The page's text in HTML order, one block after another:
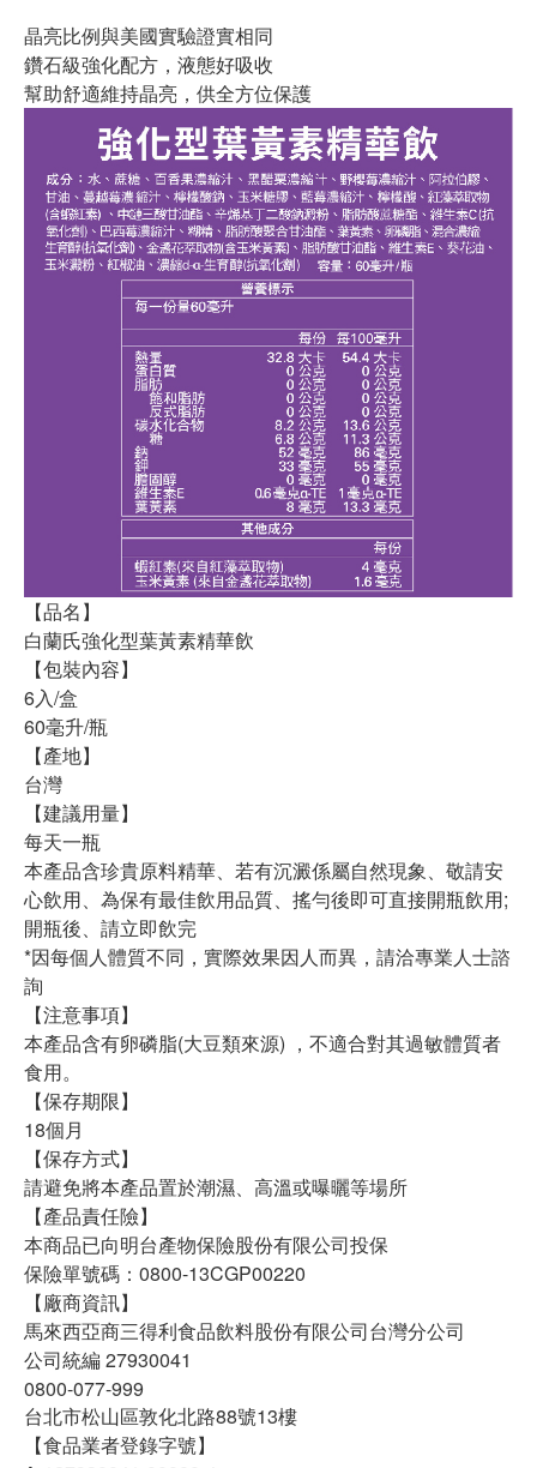
晶亮比例與美國實驗證實相同
鑽石級強化配方，液態好吸收
幫助舒適維持晶亮，供全方位保護
【品名】
白蘭氏強化型葉黃素精華飲
【包裝內容】
6入/盒
60毫升/瓶
【產地】
台灣
【建議用量】
每天一瓶
本產品含珍貴原料精華、若有沉澱係屬自然現象、敬請安
心飲用、為保有最佳飲用品質、搖勻後即可直接開瓶飲用;
開瓶後、請立即飲完
*因每個人體質不同，實際效果因人而異，請洽專業人士諮
詢
【注意事項】
本產品含有卵磷脂(大豆類來源) ，不適合對其過敏體質者
食用。
【保存期限】
18個月
【保存方式】
請避免將本產品置於潮濕、高溫或曝曬等場所
【產品責任險】
本商品已向明台產物保險股份有限公司投保
保險單號碼：0800-13CGP00220
【廠商資訊】
馬來西亞商三得利食品飲料股份有限公司台灣分公司
公司統編 27930041
0800-077-999
台北市松山區敦化北路88號13樓
【食品業者登錄字號】